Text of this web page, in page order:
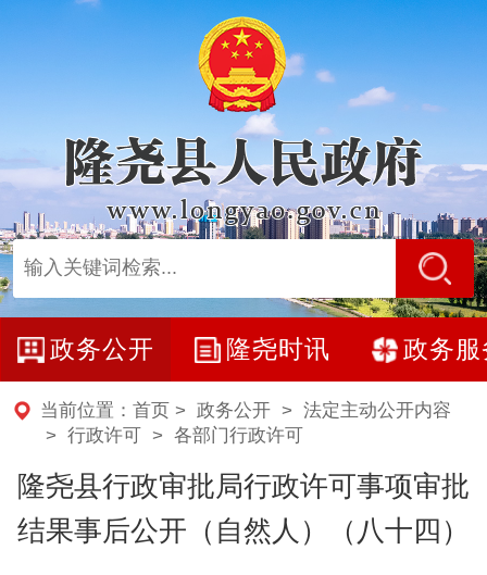
政务公开 隆尧时讯 政务服
当前位置： 首页 > 政务公开> 法定主动公开内容
> 行政许可 > 各部门行政许可
隆尧县行政审批局行政许可事项审批
结果事后公开（自然人）（八十四）